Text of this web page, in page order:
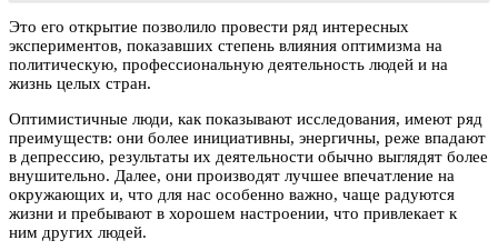
Это его открытие позволило провести ряд интересных
экспериментов, показавших степень влияния оптимизма на
политическую, профессиональную деятельность людей и на
жизнь целых стран.
Оптимистичные люди, как показывают исследования, имеют ряд
преимуществ: они более инициативны, энергичны, реже впадают
в депрессию, результаты их деятельности обычно выглядят более
внушительно. Далее, они производят лучшее впечатление на
окружающих и, что для нас особенно важно, чаще радуются
жизни и пребывают в хорошем настроении, что привлекает к
ним других людей.